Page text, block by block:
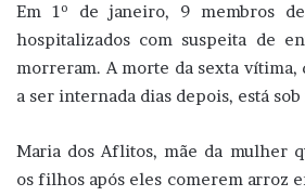
Em 1º de janeiro, 9 membros
hospitalizados com suspeita de
morreram. A morte da sexta vítima,
a ser internada dias depois, está
Maria dos Aflitos, mãe da mulher
os filhos após eles comerem arroz